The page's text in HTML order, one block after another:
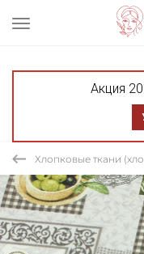
Акция
Хлопковые ткани